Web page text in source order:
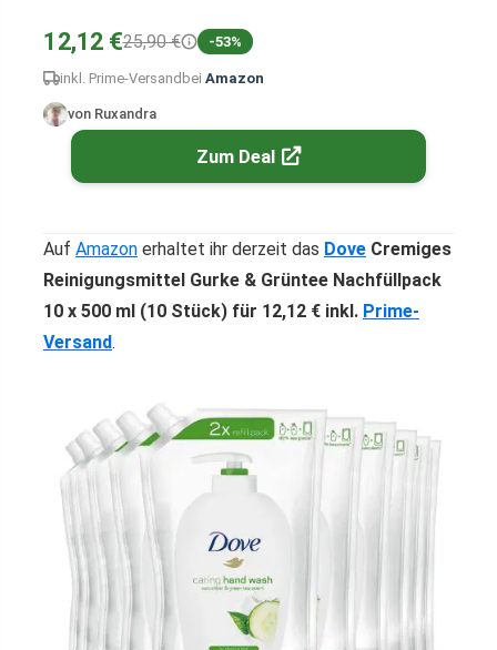
12,12 €25,90 € -53%
inkl. Prime-Versand bei Amazon
von Ruxandra
Zum Deal
Auf Amazon erhaltet ihr derzeit das Dove Cremiges
Reinigungsmittel Gurke & Grüntee Nachfüllpack
10 x 500 ml (10 Stück) für 12,12 € inkl. Prime-
Versand.